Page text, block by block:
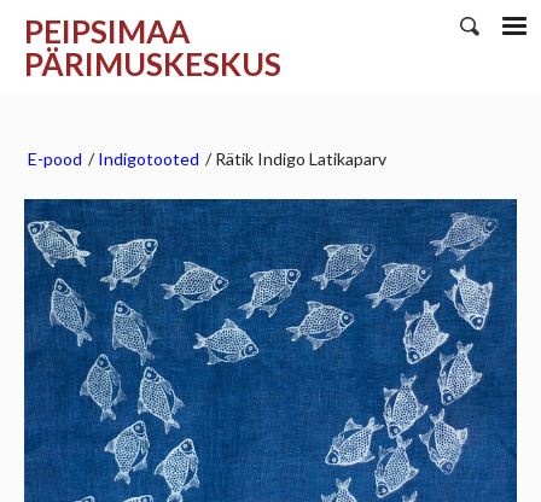
PEIPSIMAA
PÄRIMUSKESKUS
E-pood / Indigotooted / Rätik Indigo Latikaparv